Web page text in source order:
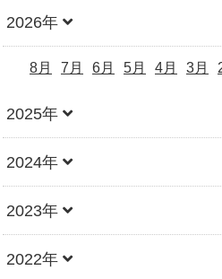
2026年
8月 7月 6月 5月 4月 3月
2025年
2024年
2023年
2022年